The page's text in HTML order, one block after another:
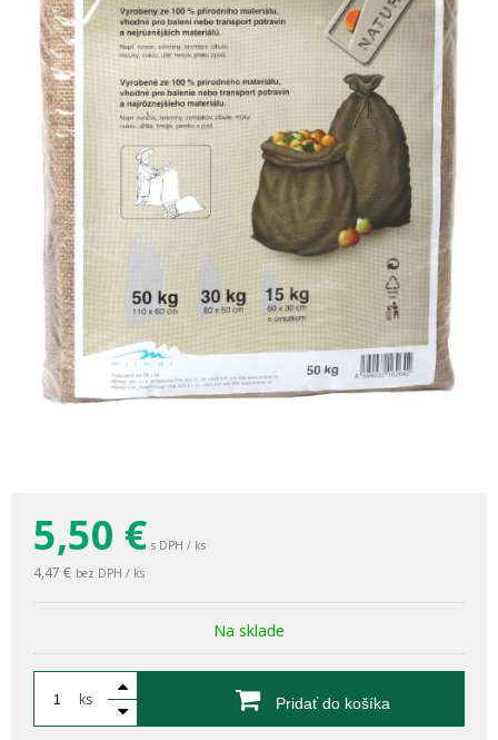
5,50 € s DPH / ks
4,47 € bez DPH / ks
Na sklade
ks Pridať do košíka